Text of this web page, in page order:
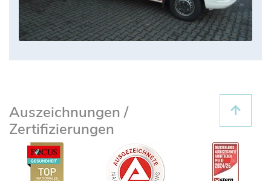
„Haftungsausschlusserklärung/Datenschutz/
Auszeichnungen /
Zertifizierungen